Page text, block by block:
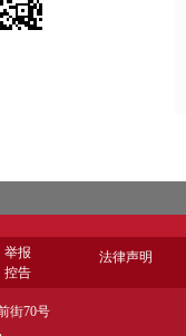
举报
控告
法律声明
街70号